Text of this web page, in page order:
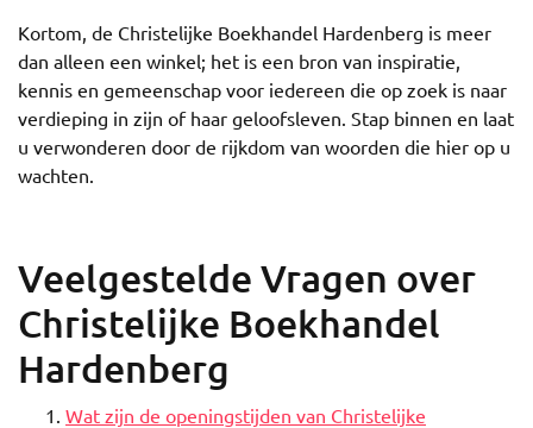
Kortom, de Christelijke Boekhandel Hardenberg is meer
dan alleen een winkel; het is een bron van inspiratie,
kennis en gemeenschap voor iedereen die op zoek is naar
verdieping in zijn of haar geloofsleven. Stap binnen en laat
u verwonderen door de rijkdom van woorden die hier op u
wachten.
Veelgestelde Vragen over
Christelijke Boekhandel
Hardenberg
Wat zijn de openingstijden van Christelijke